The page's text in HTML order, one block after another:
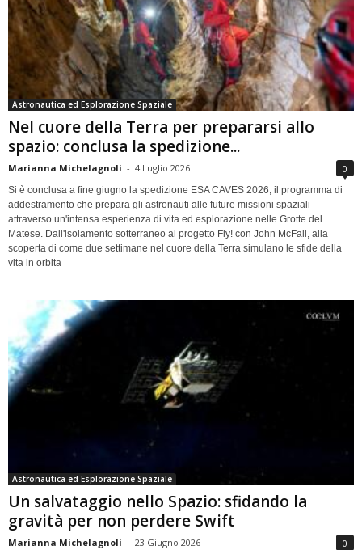
Astronautica ed Esplorazione Spaziale
Nel cuore della Terra per prepararsi allo
spazio: conclusa la spedizione...
Marianna Michelagnoli - 4 Luglio 2026 0
Si è conclusa a fine giugno la spedizione ESA CAVES 2026, il programma di
addestramento che prepara gli astronauti alle future missioni spaziali
attraverso un'intensa esperienza di vita ed esplorazione nelle Grotte del
Matese. Dall'isolamento sotterraneo al progetto Fly! con John McFall, alla
scoperta di come due settimane nel cuore della Terra simulano le sfide della
vita in orbita
Astronautica ed Esplorazione Spaziale
Un salvataggio nello Spazio: sfidando la
gravità per non perdere Swift
Marianna Michelagnoli - 23 Giugno 2026 0